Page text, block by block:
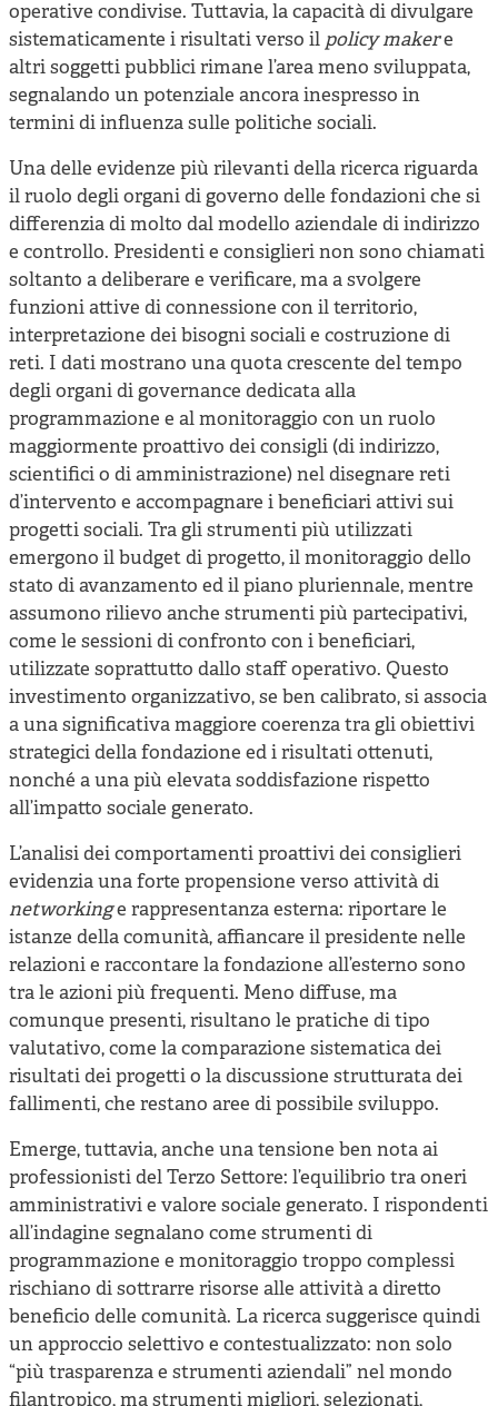
operative condivise. Tuttavia, la capacità di divulgare
sistematicamente i risultati verso il policy makere
altri soggetti pubblici rimane l’area meno sviluppata,
segnalando un potenziale ancora inespresso in
termini di influenza sulle politiche sociali.
Una delle evidenze più rilevanti della ricerca riguarda
il ruolo degli organi di governo delle fondazioni che si
differenzia di molto dal modello aziendale di indirizzo
e controllo. Presidenti e consiglieri non sono chiamati
soltanto a deliberare e verificare, ma a svolgere
funzioni attive di connessione con il territorio,
interpretazione dei bisogni sociali e costruzione di
reti. I dati mostrano una quota crescente del tempo
degli organi di governance dedicata alla
programmazione e al monitoraggio con un ruolo
maggiormente proattivo dei consigli (di indirizzo,
scientifici o di amministrazione) nel disegnare reti
d’intervento e accompagnare i beneficiari attivi sui
progetti sociali. Tra gli strumenti più utilizzati
emergono il budget di progetto, il monitoraggio dello
stato di avanzamento ed il piano pluriennale, mentre
assumono rilievo anche strumenti più partecipativi,
come le sessioni di confronto con i beneficiari,
utilizzate soprattutto dallo staff operativo. Questo
investimento organizzativo, se ben calibrato, si associa
a una significativa maggiore coerenza tra gli obiettivi
strategici della fondazione ed i risultati ottenuti,
nonché a una più elevata soddisfazione rispetto
all’impatto sociale generato.
L’analisi dei comportamenti proattivi dei consiglieri
evidenzia una forte propensione verso attività di
networkinge rappresentanza esterna: riportare le
istanze della comunità, affiancare il presidente nelle
relazioni e raccontare la fondazione all’esterno sono
tra le azioni più frequenti. Meno diffuse, ma
comunque presenti, risultano le pratiche di tipo
valutativo, come la comparazione sistematica dei
risultati dei progetti o la discussione strutturata dei
fallimenti, che restano aree di possibile sviluppo.
Emerge, tuttavia, anche una tensione ben nota ai
professionisti del Terzo Settore: l’equilibrio tra oneri
amministrativi e valore sociale generato. I rispondenti
all’indagine segnalano come strumenti di
programmazione e monitoraggio troppo complessi
rischiano di sottrarre risorse alle attività a diretto
beneficio delle comunità. La ricerca suggerisce quindi
un approccio selettivo e contestualizzato: non solo
“più trasparenza e strumenti aziendali” nel mondo
filantropico, ma strumenti migliori, selezionati,